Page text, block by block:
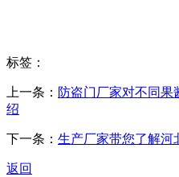
标签：
上一条： 防盗门厂家对不同果
绍
下一条： 生产厂家带您了解河
返回